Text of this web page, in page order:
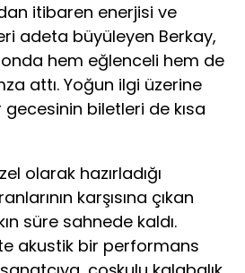
itibaren enerjisi ve
adeta büyüleyen Berkay,
hem eğlenceli hem de
attı. Yoğun ilgi üzerine
gecesinin biletleri de kısa
olarak hazırladığı
karşısına çıkan
süre sahnede kaldı.
akustik bir performans